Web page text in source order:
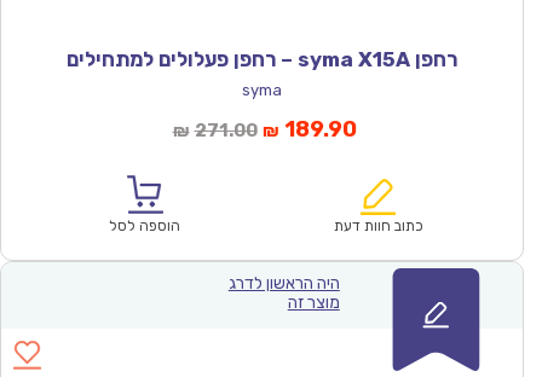
רחפן syma X15A – רחפן פעלולים למתחילים
syma
₪ 271.00המחיר
₪271.00.
₪ 189.90המחיר
הוא:
כתוב חוות דעת הוספה לסל
היה הראשון לדרג
מוצר זה